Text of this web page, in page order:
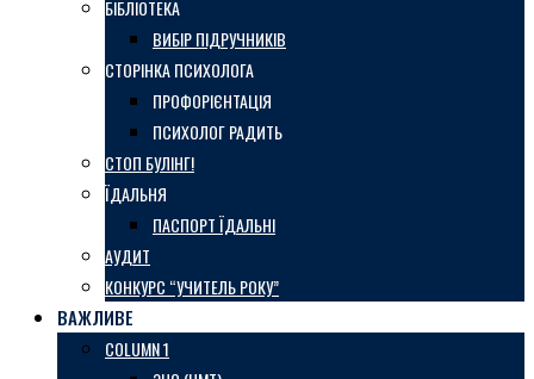
БІБЛІОТЕКА
ВИБІР ПІДРУЧНИКІВ
СТОРІНКА ПСИХОЛОГА
ПРОФОРІЄНТАЦІЯ
ПСИХОЛОГ РАДИТЬ
СТОП БУЛІНГ!
ЇДАЛЬНЯ
ПАСПОРТ ЇДАЛЬНІ
АУДИТ
КОНКУРС “УЧИТЕЛЬ РОКУ”
ВАЖЛИВЕ
COLUMN 1